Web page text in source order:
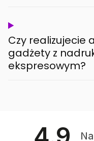
Czy realizujecie
gadżety z
ekspresowym?